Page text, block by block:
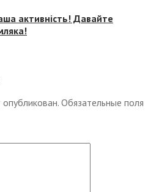
активність! Давайте
Обязательные поля